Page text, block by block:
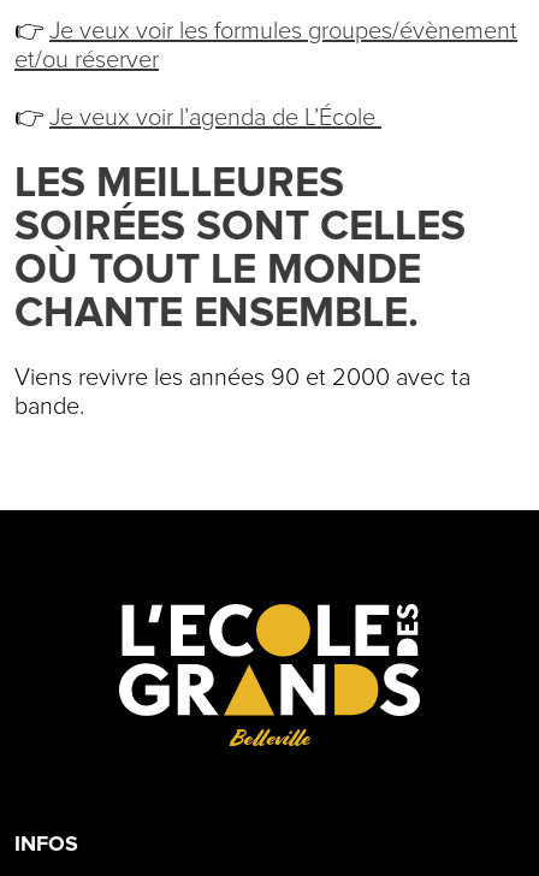
👉 Je veux voir les formules groupes/évènement
et/ou réserver
👉 Je veux voir l’agenda de L’École
LES MEILLEURES
SOIRÉES SONT CELLES
OÙ TOUT LE MONDE
CHANTE ENSEMBLE.
Viens revivre les années 90 et 2000 avec ta
bande.
Belleville
INFOS